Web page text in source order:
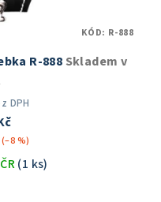
R-888 Skladem v
DPH
(–8 %)
(1 ks)
KÓD: R-888